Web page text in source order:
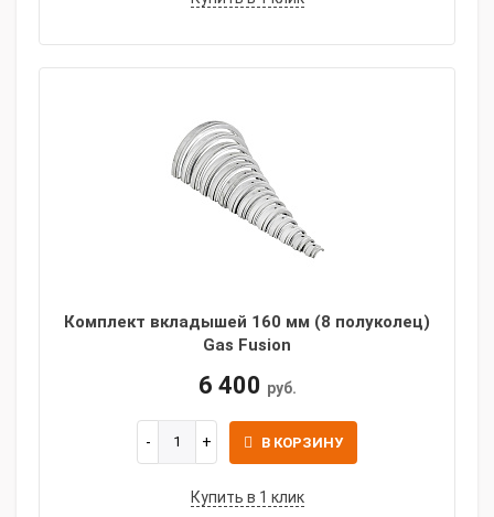
Комплект вкладышей 160 мм (8 полуколец)
Gas Fusion
6 400 руб.
В КОРЗИНУ
Купить в 1 клик